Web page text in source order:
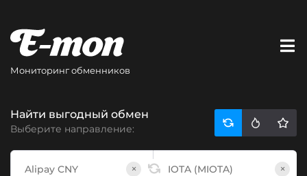
Мониторинг обменников
Найти выгодный обмен
Выберите направление:
× ×